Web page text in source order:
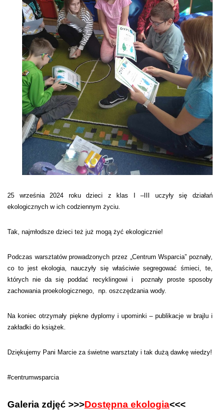
25 września 2024 roku dzieci z klas I –III uczyły się działań
ekologicznych w ich codziennym życiu.
Tak, najmłodsze dzieci też już mogą żyć ekologicznie!
Podczas warsztatów prowadzonych przez „Centrum Wsparcia” poznały,
co to jest ekologia, nauczyły się właściwie segregować śmieci, te,
których nie da się poddać recyklingowi i poznały proste sposoby
zachowania proekologicznego, np. oszczędzania wody.
Na koniec otrzymały piękne dyplomy i upominki – publikacje w brajlu i
zakładki do książek.
Dziękujemy Pani Marcie za świetne warsztaty i tak dużą dawkę wiedzy!
#centrumwsparcia
Galeria zdjęć >>>Dostępna ekologia<<<